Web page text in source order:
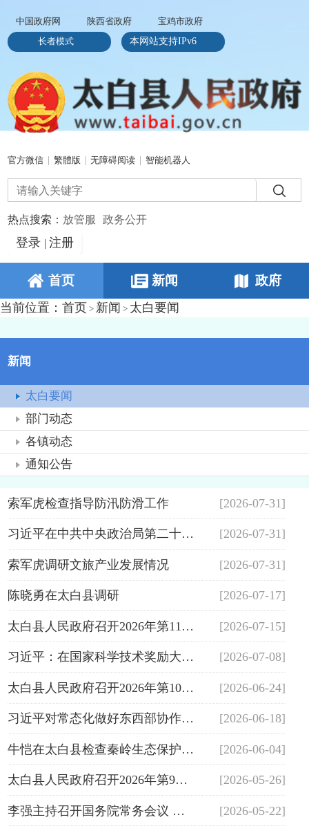
中国政府网 陕西省政府
宝鸡市政府
长者模式
本网站支持IPv6
官方微信 繁體版 无障碍阅读 智能机器人
热点搜索： 放管服 政务公开
登录 注册
首页 新闻 政府
当前位置： 首页 > 新闻 > 太白要闻
新闻
太白要闻
部门动态
各镇动态
通知公告
索军虎检查指导防汛防滑工作 [2026-07-31]
习近平在中共中央政治局第二十七次集体学习时强调 强化政治引领 深化创... [2026-07-31]
索军虎调研文旅产业发展情况 [2026-07-31]
陈晓勇在太白县调研 [2026-07-17]
太白县人民政府召开2026年第11次常务会议 [2026-07-15]
习近平：在国家科学技术奖励大会、两院院士大会、中国科协第十一次全国... [2026-07-08]
太白县人民政府召开2026年第10次常务会议 [2026-06-24]
习近平对常态化做好东西部协作工作作出重要指示 [2026-06-18]
牛恺在太白县检查秦岭生态保护等工作时强调心怀“国之大者” 当好秦岭卫士 [2026-06-04]
太白县人民政府召开2026年第9次常务会议 [2026-05-26]
李强主持召开国务院常务会议 研究推进全国统一大市场建设有关工作 审议... [2026-05-22]